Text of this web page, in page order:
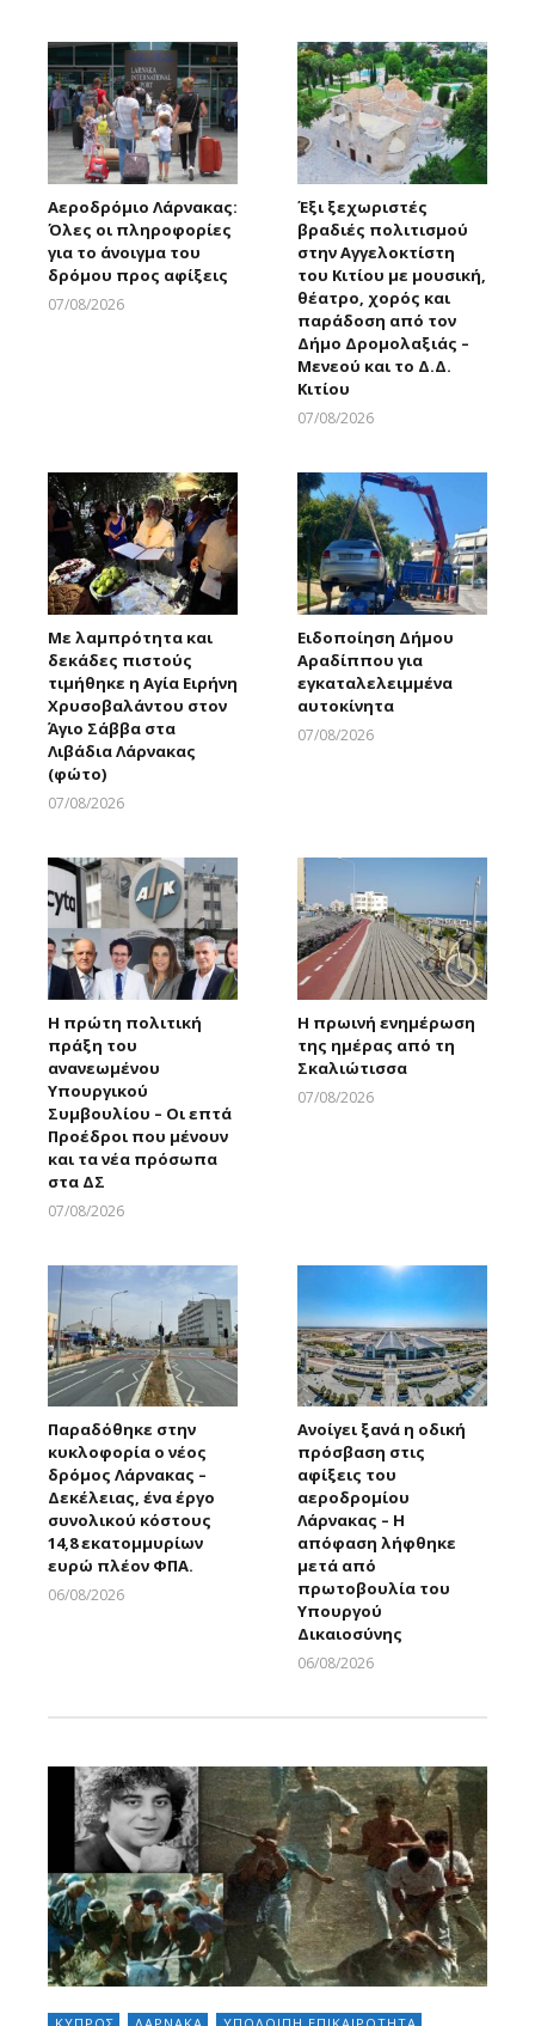
Αεροδρόμιο Λάρνακας:
Όλες οι πληροφορίες
για το άνοιγμα του
δρόμου προς αφίξεις
07/08/2026
Έξι ξεχωριστές
βραδιές πολιτισμού
στην Αγγελοκτίστη
του Κιτίου με μουσική,
θέατρο, χορός και
παράδοση από τον
Δήμο Δρομολαξιάς –
Μενεού και το Δ.Δ.
Κιτίου
07/08/2026
Με λαμπρότητα και
δεκάδες πιστούς
τιμήθηκε η Αγία Ειρήνη
Χρυσοβαλάντου στον
Άγιο Σάββα στα
Λιβάδια Λάρνακας
(φώτο)
07/08/2026
Ειδοποίηση Δήμου
Αραδίππου για
εγκαταλελειμμένα
αυτοκίνητα
07/08/2026
Η πρώτη πολιτική
πράξη του
ανανεωμένου
Υπουργικού
Συμβουλίου – Οι επτά
Προέδροι που μένουν
και τα νέα πρόσωπα
στα ΔΣ
07/08/2026
Η πρωινή ενημέρωση
της ημέρας από τη
Σκαλιώτισσα
07/08/2026
Παραδόθηκε στην
κυκλοφορία ο νέος
δρόμος Λάρνακας –
Δεκέλειας, ένα έργο
συνολικού κόστους
14,8 εκατομμυρίων
ευρώ πλέον ΦΠΑ.
06/08/2026
Ανοίγει ξανά η οδική
πρόσβαση στις
αφίξεις του
αεροδρομίου
Λάρνακας – Η
απόφαση λήφθηκε
μετά από
πρωτοβουλία του
Υπουργού
Δικαιοσύνης
06/08/2026